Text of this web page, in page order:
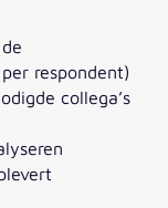
respondent)
collega’s